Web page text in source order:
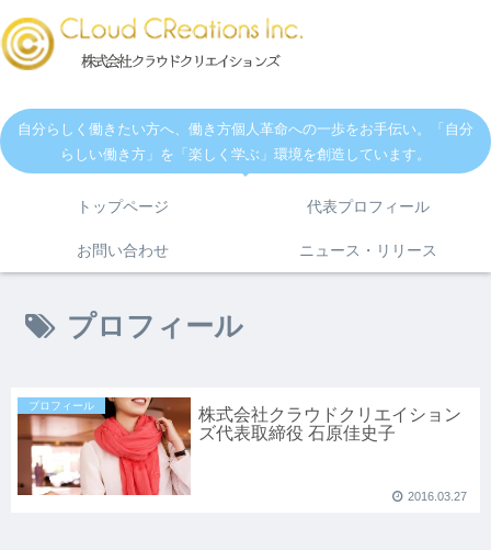
自分らしく働きたい方へ、働き方個人革命への一歩をお手伝い。「自分
らしい働き方」を「楽しく学ぶ」環境を創造しています。
トップページ 代表プロフィール
お問い合わせ ニュース・リリース
プロフィール
プロフィール
株式会社クラウドクリエイション
ズ代表取締役 石原佳史子
2016.03.27